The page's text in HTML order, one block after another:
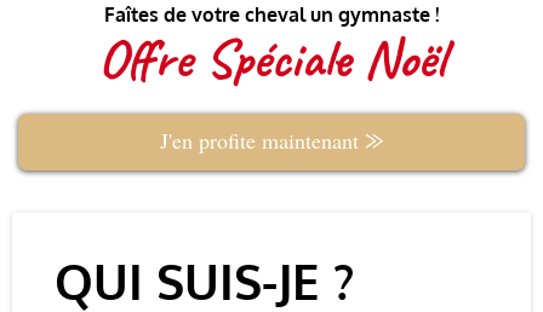
Faîtes de votre cheval un gymnaste !
Offre Spéciale Noël
J'en profite maintenant ⨠
QUI SUIS-JE ?